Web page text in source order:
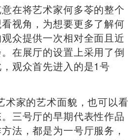
在将艺术家何多苓的整个
视角，为想要更多了解何
众提供一次相对全面且近
在展厅的设置上采用了倒
观众首先进入的是1号
术家的艺术面貌，也可以看
三号厅的早期代表性作品
法，都是为一号厅服务，